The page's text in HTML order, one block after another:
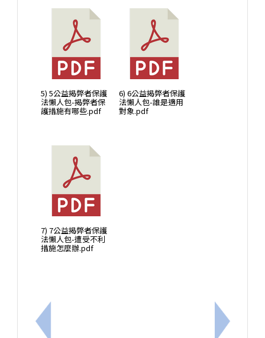
上一筆：115年度國中教師市內介聘積分審查作業注
5) 5公益揭弊者保護
法懶人包-揭弊者保
護措施有哪些.pdf
6) 6公益揭弊者保護
法懶人包-誰是適用
對象.pdf
7) 7公益揭弊者保護
法懶人包-遭受不利
措施怎麼辦.pdf
下一筆：